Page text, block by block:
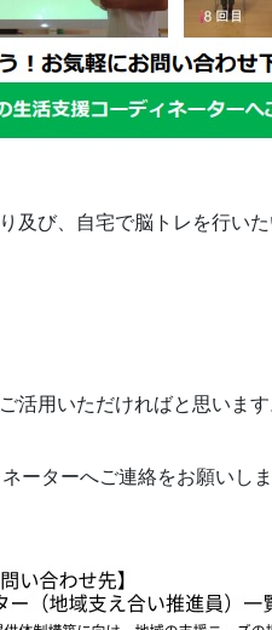
及び、自宅で脳トレを行い
活用いただければと思います
ーターへご連絡をお願いしま